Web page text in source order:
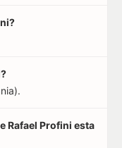
Rafael Profini esta